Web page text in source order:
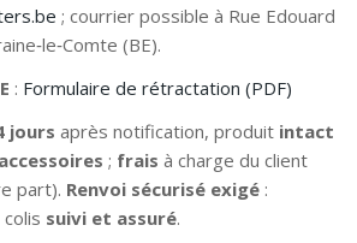
; courrier possible à Rue Edouard
(BE).
: Formulaire de rétractation (PDF)
jours après notification, produit intact
; frais à charge du client
part). Renvoi sécurisé exigé :
suivi et assuré.